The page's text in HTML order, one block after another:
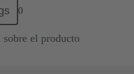
0
sobre el producto